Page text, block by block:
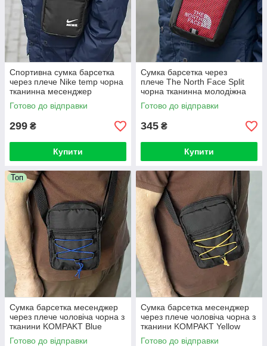
Спортивна сумка барсетка
через плече Nike temp чорна
тканинна месенджер
Готово до відправки
299 ₴
Купити
Сумка барсетка через
плече The North Face Split
чорна тканинна молодіжна
месенджер tnf
Готово до відправки
345 ₴
Купити
Топ
Сумка барсетка месенджер
через плече чоловіча чорна з
тканини KOMPAKT Blue
молодіжна
Готово до відправки
Сумка барсетка месенджер
через плече чоловіча чорна з
тканини KOMPAKT Yellow
молодіжна
Готово до відправки